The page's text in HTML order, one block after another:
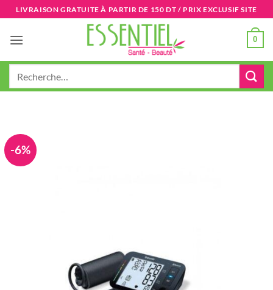
Passer
au
contenu
LIVRAISON GRATUITE À PARTIR DE 150 DT / PRIX EXCLUSIF SITE
0
-6%